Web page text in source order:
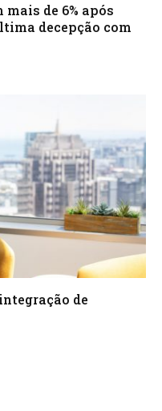
de 6% após
decepção com
de